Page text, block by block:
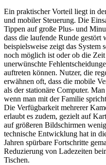
Ein praktischer Vorteil liegt in
und mobiler Steuerung. Die
Tippen auf große Plus- und
dass die laufende Runde
beispielsweise zeigt das System
noch möglich ist oder ob die
unerwünschte
auftreten können. Nutzer, die
erwähnen oft, dass die mobile
als der stationäre Computer.
wenn man mit der Familie
Die Verfügbarkeit mehrerer
erlaubt es zudem, gezielt auf
auf größeren Bildschirmen
technische Entwicklung hat in
Jahren spürbare Fortschritte
Reduzierung von Ladezeiten
Tischen.